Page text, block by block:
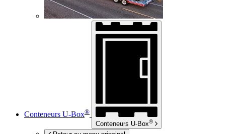
Conteneurs U-Box®
Conteneurs U-Box®